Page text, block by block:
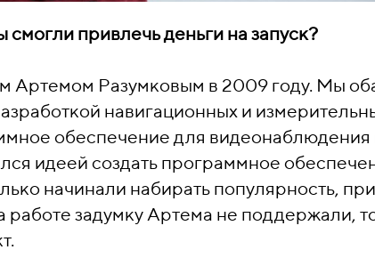
привлечь деньги на запуск?
Артемом Разумковым в 2009 году. Мы
навигационных и
обеспечение для видеонаблюдения
идеей создать программное
начинали набирать популярность,
задумку Артема не поддержали,